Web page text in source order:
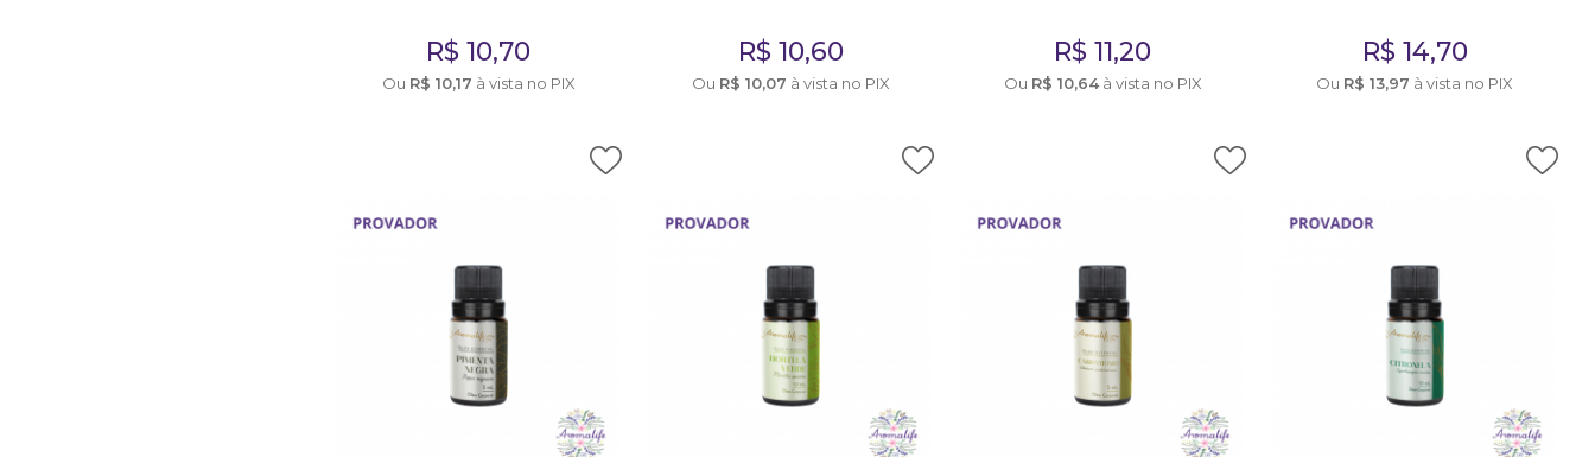
R$10,70
Ou R$ 10,17 à vista no PIX
R$ 10,60
Ou R$ 10,07 à vista no PIX
R$11,20
Ou R$ 10,64à vista no PIX
R$ 14,70
Ou R$13,97 à vista no PIX